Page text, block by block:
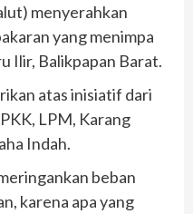
menyerahkan
yang menimpa
Ilir, Balikpapan Barat.
atas inisiatif dari
LPM, Karang
Indah.
beban
karena apa yang